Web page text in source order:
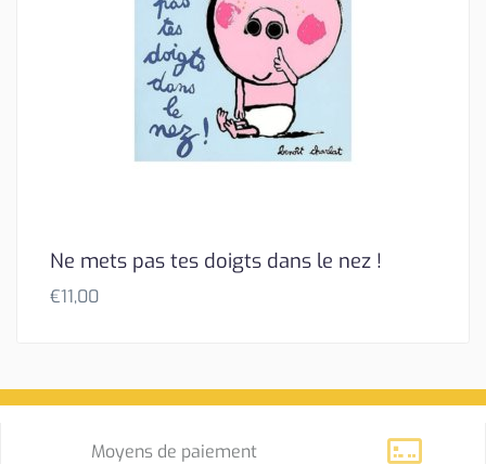
Ne mets pas tes doigts dans le nez !
€11,00
Moyens de paiement